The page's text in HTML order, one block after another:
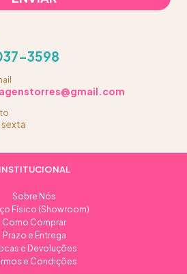
3598
INSTITUCIONAL
Sobre Nós
Físico (Showroom)
Como Comprar
Prazo e Entrega
e Devoluções
e Condições